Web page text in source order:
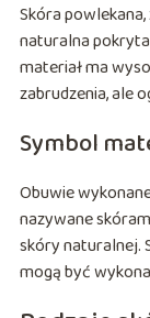
Skóra
naturalna
materiał ma
zabrudzenia, ale
Symbol
Obuwie
nazywane
skóry naturalnej.
mogą być